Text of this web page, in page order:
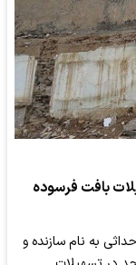
بافت فرسوده
به نام سازنده و